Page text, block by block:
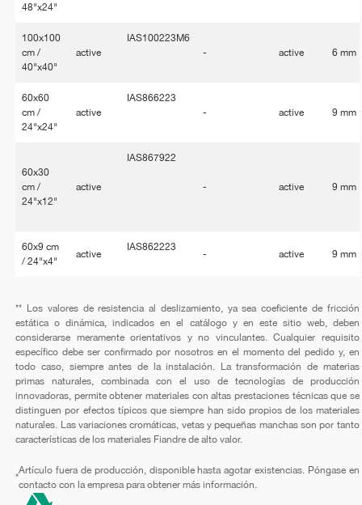
48"x24"
100x100
cm /
40"x40"
active
IAS100223M6
-
active 6 mm
60x60
cm /
24"x24"
active
IAS866223
-
active 9 mm
60x30
cm /
24"x12"
active
IAS867922
- active 9 mm
60x9 cm
/ 24"x4"
active
IAS862223
- active 9 mm
** Los valores de resistencia al deslizamiento, ya sea coeficiente de fricción
estática o dinámica, indicados en el catálogo y en este sitio web, deben
considerarse meramente orientativos y no vinculantes. Cualquier requisito
específico debe ser confirmado por nosotros en el momento del pedido y, en
todo caso, siempre antes de la instalación. La transformación de materias
primas naturales, combinada con el uso de tecnologías de producción
innovadoras, permite obtener materiales con altas prestaciones técnicas que se
distinguen por efectos típicos que siempre han sido propios de los materiales
naturales. Las variaciones cromáticas, vetas y pequeñas manchas son por tanto
características de los materiales Fiandre de alto valor.
*
Artículo fuera de producción, disponible hasta agotar existencias. Póngase en
contacto con la empresa para obtener más información.